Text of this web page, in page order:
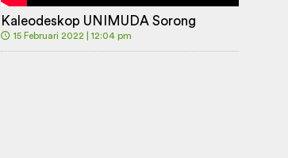
Kaleodeskop UNIMUDA Sorong
🕔 15 Februari 2022 | 12:04 pm